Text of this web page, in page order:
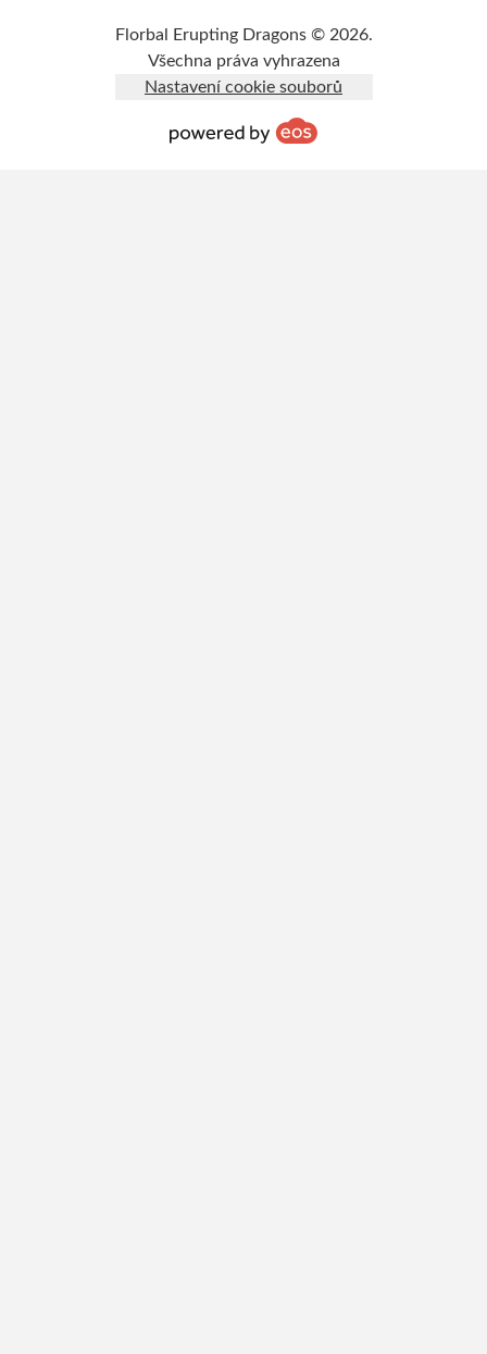
Florbal Erupting Dragons © 2026.
Všechna práva vyhrazena
Nastavení cookie souborů